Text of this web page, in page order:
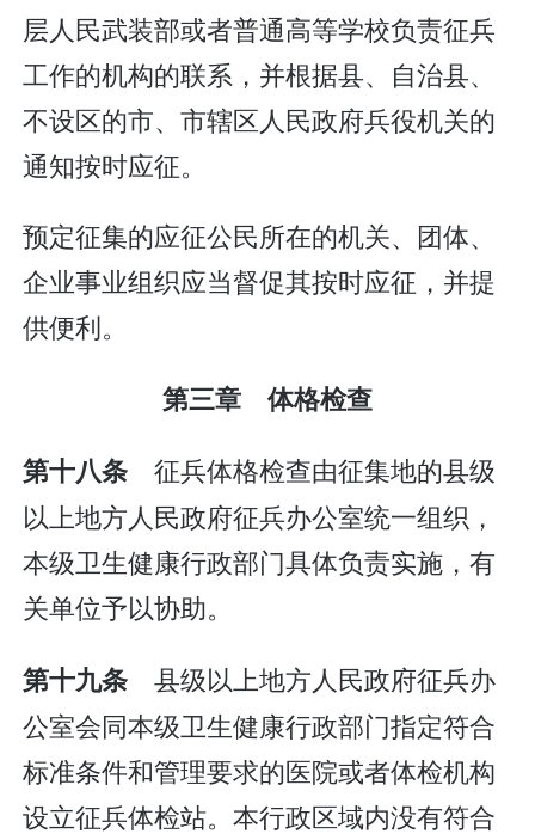
层人民武装部或者普通高等学校负责征兵
工作的机构的联系，并根据县、自治县、
不设区的市、市辖区人民政府兵役机关的
通知按时应征。
预定征集的应征公民所在的机关、团体、
企业事业组织应当督促其按时应征，并提
供便利。
第三章 体格检查
第十八条 征兵体格检查由征集地的县级
以上地方人民政府征兵办公室统一组织，
本级卫生健康行政部门具体负责实施，有
关单位予以协助。
第十九条 县级以上地方人民政府征兵办
公室会同本级卫生健康行政部门指定符合
标准条件和管理要求的医院或者体检机构
设立征兵体检站。本行政区域内没有符合